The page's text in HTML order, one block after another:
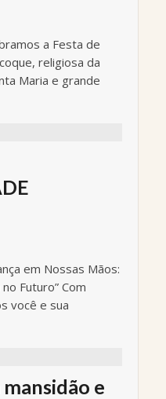
a Festa de
religiosa da
Maria e grande
em Nossas Mãos:
Futuro” Com
você e sua
e